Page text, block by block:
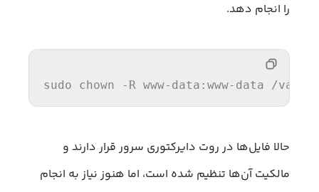
را انجام دهد.
sudo chown -R www-data:www-data /var/
حالا فایل‌ها در روت دایرکتوری سرور قرار دارند و
مالکیت آن‌ها تنظیم شده است، اما هنوز نیاز به انجام